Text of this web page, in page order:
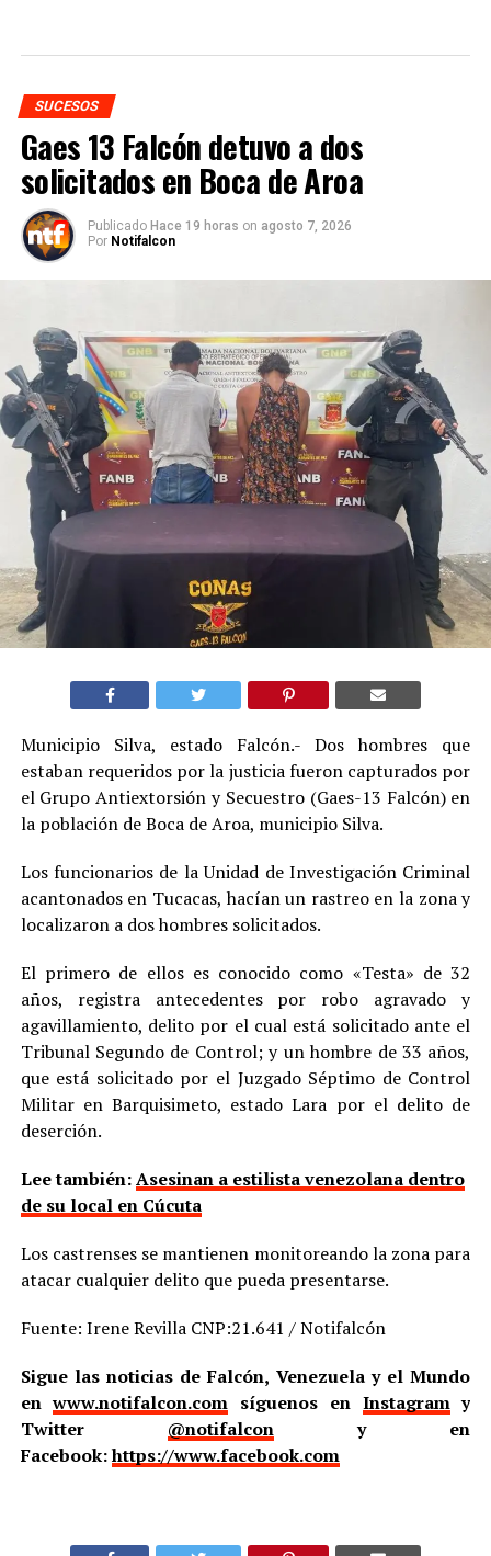
SUCESOS
Gaes 13 Falcón detuvo a dos
solicitados en Boca de Aroa
Publicado Hace 19 horas on agosto 7, 2026
Por Notifalcon
Municipio Silva, estado Falcón.- Dos hombres que
estaban requeridos por la justicia fueron capturados por
el Grupo Antiextorsión y Secuestro (Gaes-13 Falcón) en
la población de Boca de Aroa, municipio Silva.
Los funcionarios de la Unidad de Investigación Criminal
acantonados en Tucacas, hacían un rastreo en la zona y
localizaron a dos hombres solicitados.
El primero de ellos es conocido como «Testa» de 32
años, registra antecedentes por robo agravado y
agavillamiento, delito por el cual está solicitado ante el
Tribunal Segundo de Control; y un hombre de 33 años,
que está solicitado por el Juzgado Séptimo de Control
Militar en Barquisimeto, estado Lara por el delito de
deserción.
Lee también:Asesinan a estilista venezolana dentro
de su local en Cúcuta
Los castrenses se mantienen monitoreando la zona para
atacar cualquier delito que pueda presentarse.
Fuente: Irene Revilla CNP:21.641 / Notifalcón
Sigue las noticias de Falcón, Venezuela y el Mundo
enwww.notifalcon.com síguenos en Instagramy
Twitter @notifalcony en
Facebook:https://www.facebook.com